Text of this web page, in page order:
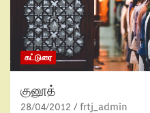
கட்டுரை
குனூத்
28/04/2012 frtj_admin